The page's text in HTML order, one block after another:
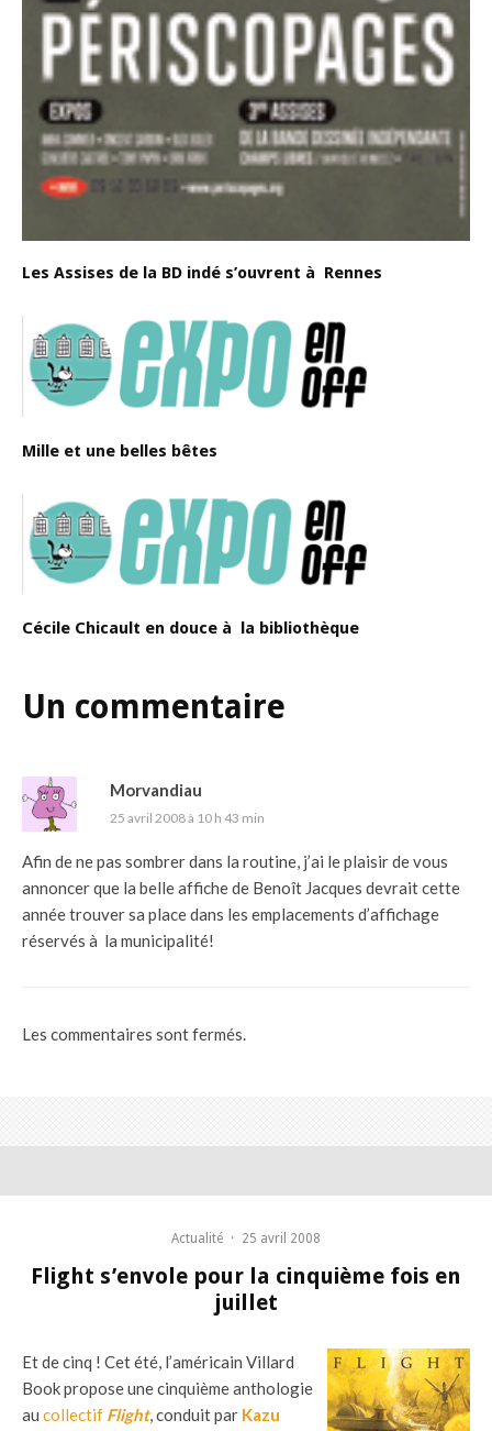
Les Assises de la BD indé s’ouvrent à Rennes
Mille et une belles bêtes
Cécile Chicault en douce à la bibliothèque
Un commentaire
Morvandiau
25 avril 2008 à 10 h 43 min
Afin de ne pas sombrer dans la routine, j’ai le plaisir de vous
annoncer que la belle affiche de Benoît Jacques devrait cette
année trouver sa place dans les emplacements d’affichage
réservés à la municipalité!
Les commentaires sont fermés.
Actualité · 25 avril 2008
Flight s’envole pour la cinquième fois en
juillet
Et de cinq ! Cet été, l’américain Villard
Book propose une cinquième anthologie
au collectif Flight, conduit par Kazu